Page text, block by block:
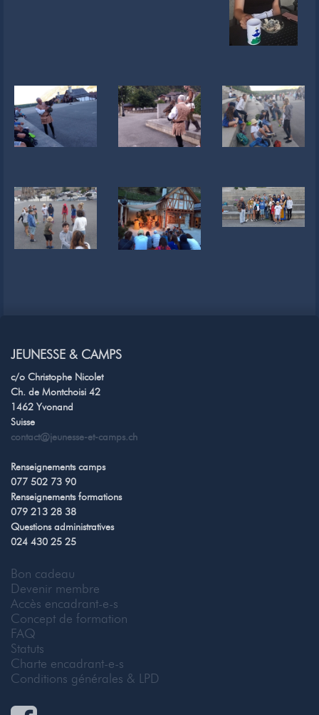
JEUNESSE & CAMPS
c/o Christophe Nicolet
Ch. de Montchoisi 42
1462 Yvonand
Suisse
contact@jeunesse-et-camps.ch
Renseignements camps
077 502 73 90
Renseignements formations
079 213 28 38
Questions administratives
024 430 25 25
Bon cadeau
Devenir membre
Accès encadrant-e-s
Concept de formation
FAQ
Statuts
Charte encadrant-e-s
Conditions générales & LPD